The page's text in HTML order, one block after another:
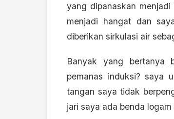
yang dipanaskan
menjadi hangat dan
diberikan sirkulasi air
Banyak yang bertanya
pemanas induksi? saya
tangan saya tidak
jari saya ada benda